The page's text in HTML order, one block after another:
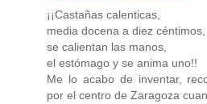
¡¡Castañas calenticas,
media docena a diez céntimos,
se calientan las manos,
el estómago y se anima uno!!
Me lo acabo de inventar,
por el centro de Zaragoza